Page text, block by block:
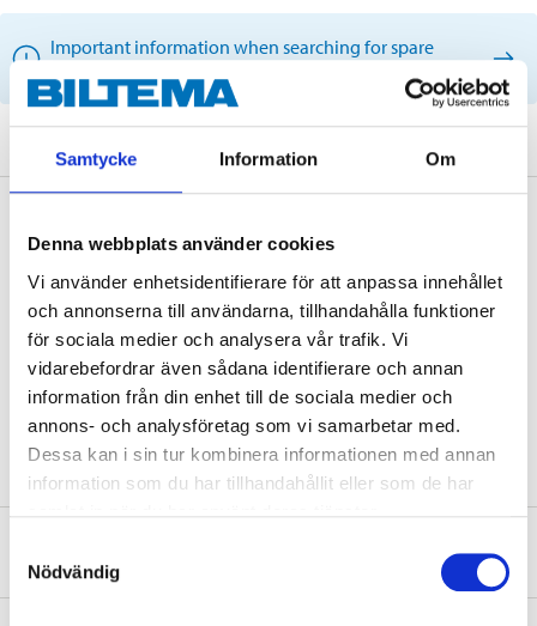
Samtycke Information Om
Denna webbplats använder cookies
Vi använder enhetsidentifierare för att anpassa innehållet
och annonserna till användarna, tillhandahålla funktioner
för sociala medier och analysera vår trafik. Vi
vidarebefordrar även sådana identifierare och annan
information från din enhet till de sociala medier och
annons- och analysföretag som vi samarbetar med.
Dessa kan i sin tur kombinera informationen med annan
information som du har tillhandahållit eller som de har
Nödvändig
Important information when searching for spare
Technical specifications
Length 2350 mm